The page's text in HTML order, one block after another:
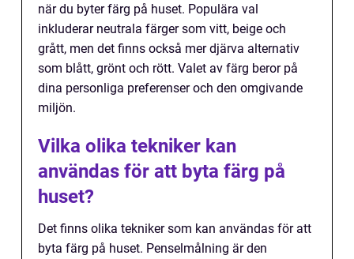
när du byter färg på huset. Populära val
inkluderar neutrala färger som vitt, beige och
grått, men det finns också mer djärva alternativ
som blått, grönt och rött. Valet av färg beror på
dina personliga preferenser och den omgivande
miljön.
Vilka olika tekniker kan
användas för att byta färg på
huset?
Det finns olika tekniker som kan användas för att
byta färg på huset. Penselmålning är den